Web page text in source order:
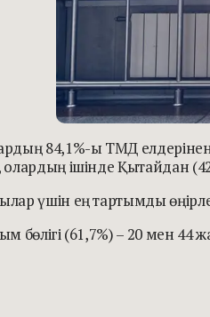
84,1%-ы ТМД
олардың ішінде Қытайдан
үшін ең тартымды
бөлігі (61,7%) – 20 мен 44